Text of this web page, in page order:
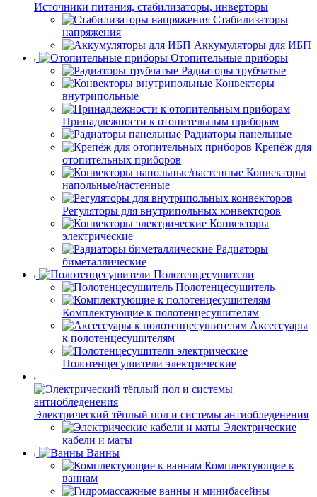
Источники питания, стабилизаторы, инверторы
Стабилизаторы
напряжения
Аккумуляторы для ИБП
Отопительные приборы
Радиаторы трубчатые
Конвекторы
внутрипольные
Принадлежности к отопительным приборам
Радиаторы панельные
Крепёж для
отопительных приборов
Конвекторы
напольные/настенные
Регуляторы для внутрипольных конвекторов
Конвекторы
электрические
Радиаторы
биметаллические
Полотенцесушители
Полотенцесушитель
Комплектующие к полотенцесушителям
Аксессуары
к полотенцесушителям
Полотенцесушители электрические
Электрический тёплый пол и системы антиобледенения
Электрические
кабели и маты
Ванны
Комплектующие к
ваннам